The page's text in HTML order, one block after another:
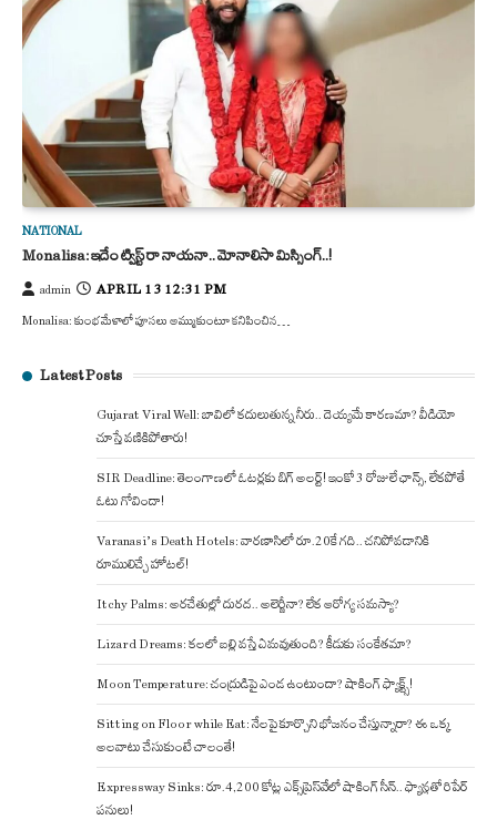
NATIONAL
Monalisa: ఇదేం ట్విస్ట్ రా నాయనా.. మోనాలిసా మిస్సింగ్..!
admin APRIL 13 12:31 PM
Monalisa: కుంభమేళాలో పూసలు అమ్ముకుంటూ కనిపించిన…
Latest Posts
Gujarat Viral Well: బావిలో కదులుతున్న నీరు.. దెయ్యమే కారణమా? వీడియో
చూస్తే వణికిపోతారు!
SIR Deadline: తెలంగాణలో ఓటర్లకు బిగ్ అలర్ట్! ఇంకో 3 రోజులే ఛాన్స్, లేకపోతే
ఓటు గోవిందా!
Varanasi’s Death Hotels: వారణాసిలో రూ.20కే గది.. చనిపోవడానికి
రూములిచ్చే హోటల్!
Itchy Palms: అరచేతుల్లో దురద.. అలెర్జీనా? లేక ఆరోగ్య సమస్యా?
Lizard Dreams: కలలో బల్లి వస్తే ఏమవుతుంది? కీడుకు సంకేతమా?
Moon Temperature: చంద్రుడిపై ఎండ ఉంటుందా? షాకింగ్ ఫ్యాక్ట్స్!
Sitting on Floor while Eat: నేలపై కూర్చొని భోజనం చేస్తున్నారా? ఈ ఒక్క
అలవాటు చేసుకుంటే చాలంతే!
Expressway Sinks: రూ.4,200 కోట్ల ఎక్స్‌ప్రెస్‌వేలో షాకింగ్ సీన్.. ఫ్యాన్లతో రిపేర్
పనులు!